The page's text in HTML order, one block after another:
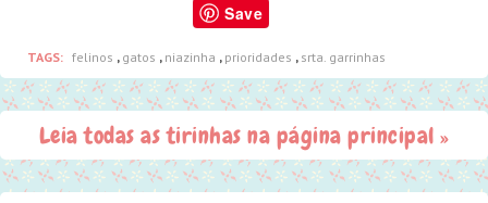
Save
TAGS: felinos , gatos , niazinha , prioridades , srta. garrinhas
Leia todas as tirinhas na página principal »